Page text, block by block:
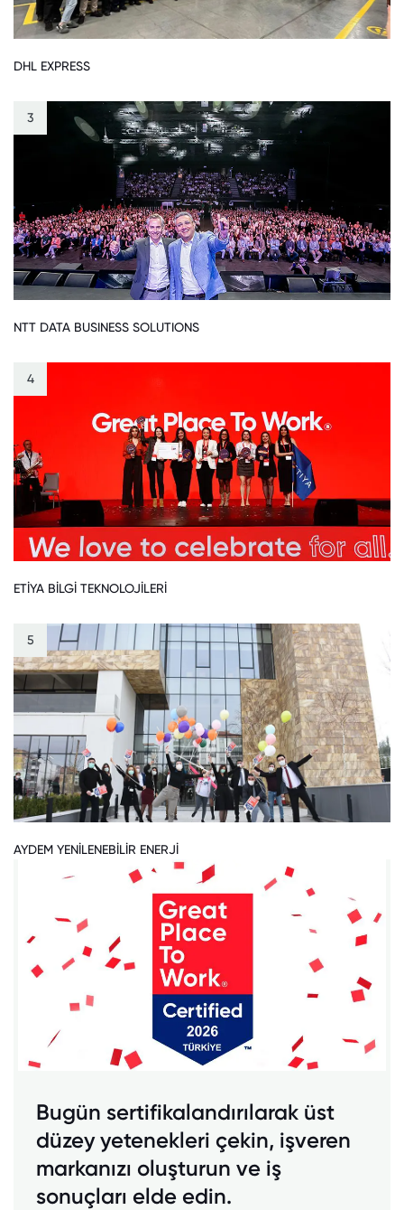
DHL EXPRESS
3
NTT DATA BUSINESS SOLUTIONS
4
ETİYA BİLGİ TEKNOLOJİLERİ
5
AYDEM YENİLENEBİLİR ENERJİ
Bugün sertifikalandırılarak üst
düzey yetenekleri çekin, işveren
markanızı oluşturun ve iş
sonuçları elde edin.